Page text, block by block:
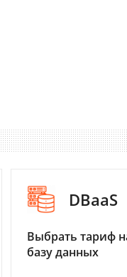
DBaaS
Выбрать тариф
базу данных